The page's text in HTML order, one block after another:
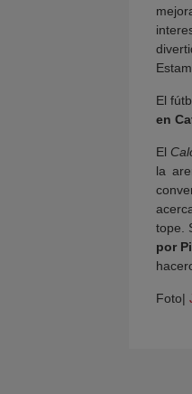
El
en
El
la
tope.
por
Foto|